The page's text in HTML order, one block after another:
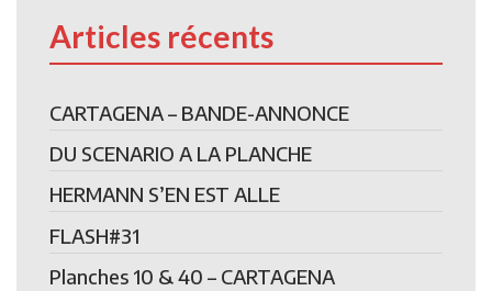
Articles récents
CARTAGENA – BANDE-ANNONCE
DU SCENARIO A LA PLANCHE
HERMANN S’EN EST ALLE
FLASH#31
Planches 10 & 40 – CARTAGENA